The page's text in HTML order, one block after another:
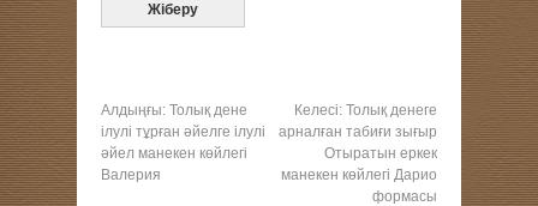
Алдыңғы: Толық дене
ілулі тұрған әйелге ілулі
әйел манекен көйлегі
Валерия
Келесі: Толық денеге
арналған табиғи зығыр
Отыратын еркек
манекен көйлегі Дарио
формасы